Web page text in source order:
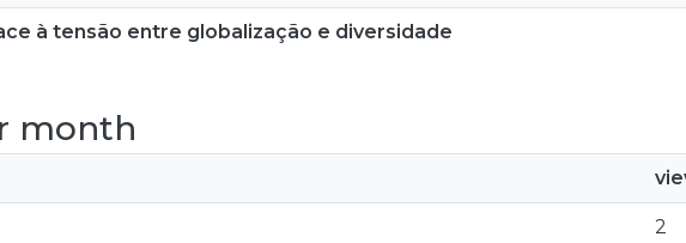
à tensão entre globalização e diversidade
month
2